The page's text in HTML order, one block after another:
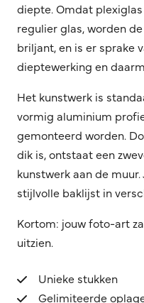
diepte. Omdat
regulier glas, worden
briljant, en is er sprake
dieptewerking en
Het kunstwerk is
vormig aluminium
gemonteerd worden.
dik is, ontstaat een
kunstwerk aan de
stijlvolle baklijst in
Kortom: jouw foto-art
uitzien.
Unieke stukken
Gelimiteerde